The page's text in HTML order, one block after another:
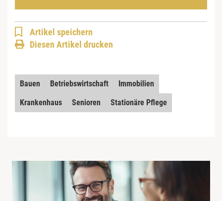
Artikel speichern
Diesen Artikel drucken
Bauen Betriebswirtschaft
Immobilien
Krankenhaus
Senioren Stationäre Pflege